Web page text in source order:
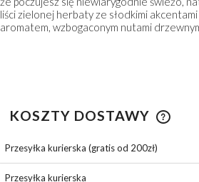
139,00 zł
liści zielonej herbaty ze słodkimi
aromatem, wzbogaconym nutami
KOSZTY DOSTAWY
Przesyłka kurierska (gratis od 200zł)
Przesyłka kurierska